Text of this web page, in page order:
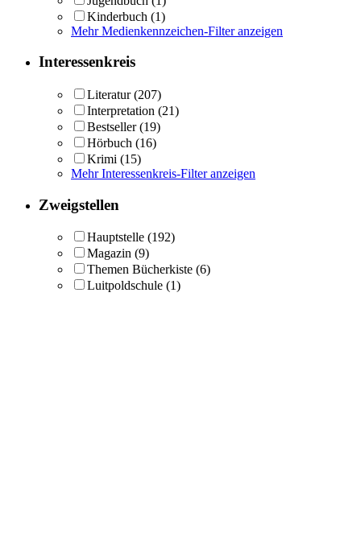
Kinderbuch (1)
Mehr Medienkennzeichen-Filter anzeigen
Interessenkreis
Literatur (207)
Interpretation (21)
Bestseller (19)
Hörbuch (16)
Krimi (15)
Mehr Interessenkreis-Filter anzeigen
Zweigstellen
Hauptstelle (192)
Magazin (9)
Themen Bücherkiste (6)
Luitpoldschule (1)